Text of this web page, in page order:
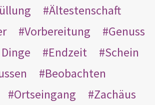
Ältestenschaft
Vorbereitung
Genuss
Endzeit
Schein
Beobachten
Ortseingang
Zachäus